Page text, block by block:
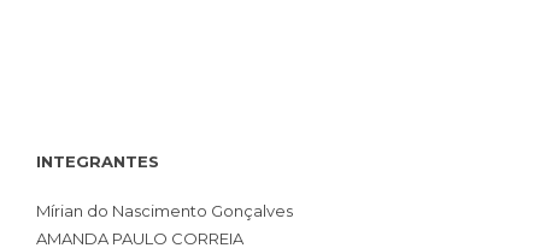
INTEGRANTES
Mírian do Nascimento Gonçalves
AMANDA PAULO CORREIA